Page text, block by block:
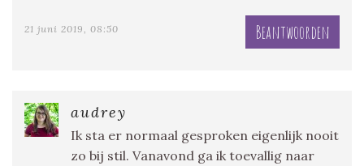
21 juni 2019, 08:50 Beantwoorden
audrey
Ik sta er normaal gesproken eigenlijk nooit
zo bij stil. Vanavond ga ik toevallig naar